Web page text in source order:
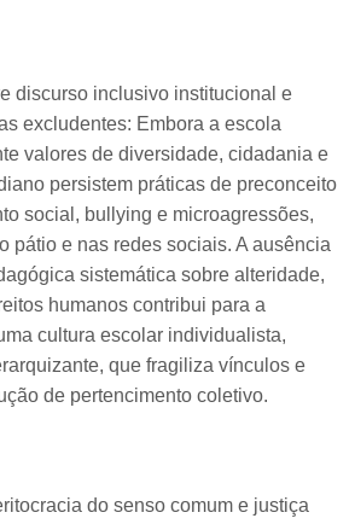
discurso inclusivo institucional e
excludentes: Embora a escola
valores de diversidade, cidadania e
persistem práticas de preconceito
social, bullying e microagressões,
pátio e nas redes sociais. A ausência
sistemática sobre alteridade,
humanos contribui para a
cultura escolar individualista,
que fragiliza vínculos e
de pertencimento coletivo.
do senso comum e justiça